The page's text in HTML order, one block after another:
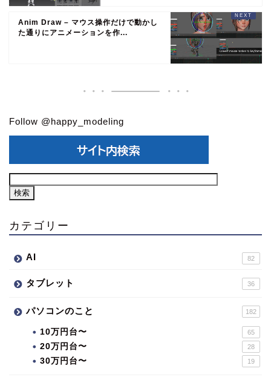
Anim Draw – マウス操作だけで動かし
た通りにアニメーションを作...
Follow @happy_modeling
カテゴリー
AI 82
タブレット 36
パソコンのこと 182
10万円台〜 65
20万円台〜 28
30万円台〜 19